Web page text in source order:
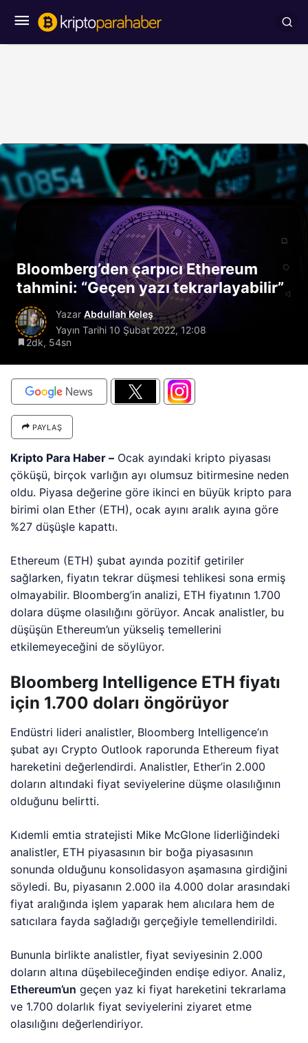
Bloomberg’den çarpıcı Ethereum
tahmini: “Geçen yazı tekrarlayabilir”
Yazar Abdullah Keleş
Yayın Tarihi 10 Şubat 2022, 12:08
2dk, 54sn
PAYLAŞ
Kripto Para Haber – Ocak ayındaki kripto piyasası
çöküşü, birçok varlığın ayı olumsuz bitirmesine neden
oldu. Piyasa değerine göre ikinci en büyük kripto para
birimi olan Ether (ETH), ocak ayını aralık ayına göre
%27 düşüşle kapattı.
Ethereum (ETH) şubat ayında pozitif getiriler
sağlarken, fiyatın tekrar düşmesi tehlikesi sona ermiş
olmayabilir. Bloomberg’in analizi, ETH fiyatının 1.700
dolara düşme olasılığını görüyor. Ancak analistler, bu
düşüşün Ethereum’un yükseliş temellerini
etkilemeyeceğini de söylüyor.
Bloomberg Intelligence ETH fiyatı
için 1.700 doları öngörüyor
Endüstri lideri analistler, Bloomberg Intelligence’ın
şubat ayı Crypto Outlook raporunda Ethereum fiyat
hareketini değerlendirdi. Analistler, Ether’in 2.000
doların altındaki fiyat seviyelerine düşme olasılığının
olduğunu belirtti.
Kıdemli emtia stratejisti Mike McGlone liderliğindeki
analistler, ETH piyasasının bir boğa piyasasının
sonunda olduğunu konsolidasyon aşamasına girdiğini
söyledi. Bu, piyasanın 2.000 ila 4.000 dolar arasındaki
fiyat aralığında işlem yaparak hem alıcılara hem de
satıcılara fayda sağladığı gerçeğiyle temellendirildi.
Bununla birlikte analistler, fiyat seviyesinin 2.000
doların altına düşebileceğinden endişe ediyor. Analiz,
Ethereum’un geçen yaz ki fiyat hareketini tekrarlama
ve 1.700 dolarlık fiyat seviyelerini ziyaret etme
olasılığını değerlendiriyor.